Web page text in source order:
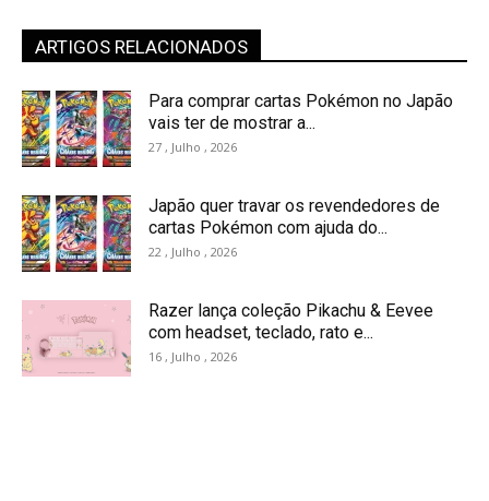
ARTIGOS RELACIONADOS
Para comprar cartas Pokémon no Japão
vais ter de mostrar a...
27 , Julho , 2026
Japão quer travar os revendedores de
cartas Pokémon com ajuda do...
22 , Julho , 2026
Razer lança coleção Pikachu & Eevee
com headset, teclado, rato e...
16 , Julho , 2026